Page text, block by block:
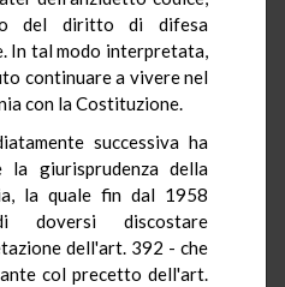
del diritto di difesa
In tal modo interpretata,
continuare a vivere nel
con la Costituzione.
successiva ha
giurisprudenza della
la quale fin dal 1958
doversi discostare
dell'art. 392 - che
col precetto dell'art.